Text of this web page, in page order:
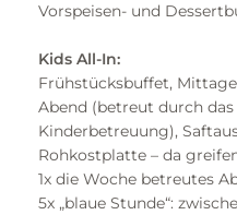
Vorspeisen- und
Kids All-In:
Frühstücksbuffet,
Abend (betreut durch das
Kinderbetreuung),
Rohkostplatte – da
1x die Woche betreutes
5x „blaue Stunde“: